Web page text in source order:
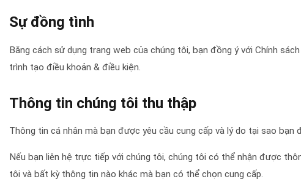
Sự đồng tình
Bằng cách sử dụng trang web của chúng tôi, bạn đồng ý với Chính
trình tạo điều khoản & điều kiện.
Thông tin chúng tôi thu thập
Thông tin cá nhân mà bạn được yêu cầu cung cấp và lý do tại sao
Nếu bạn liên hệ trực tiếp với chúng tôi, chúng tôi có thể nhận được
tôi và bất kỳ thông tin nào khác mà bạn có thể chọn cung cấp.